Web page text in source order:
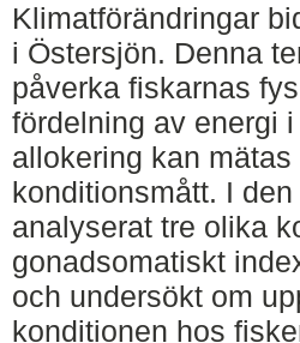
Klimatförändringar
i Östersjön. Denna
påverka fiskarnas
fördelning av energi
allokering kan
konditionsmått. I
analyserat tre olika
gonadsomatiskt
och undersökt om
konditionen hos